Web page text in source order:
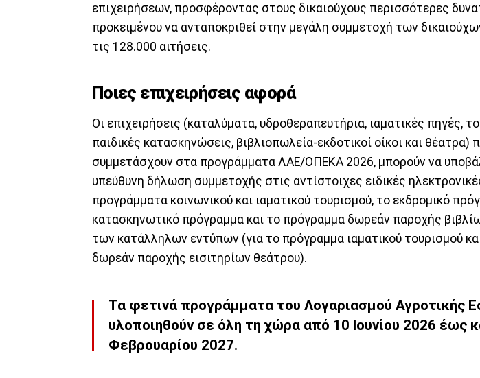
επιχειρήσεων, προσφέροντας στους δικαιούχους περισσότερες
προκειμένου να ανταποκριθεί στην μεγάλη συμμετοχή των
τις 128.000 αιτήσεις.
Ποιες επιχειρήσεις αφορά
Οι επιχειρήσεις (καταλύματα, υδροθεραπευτήρια, ιαματικές πηγές,
παιδικές κατασκηνώσεις, βιβλιοπωλεία-εκδοτικοί οίκοι και θέατρα)
συμμετάσχουν στα προγράμματα ΛΑΕ/ΟΠΕΚΑ 2026, μπορούν να
υπεύθυνη δήλωση συμμετοχής στις αντίστοιχες ειδικές
προγράμματα κοινωνικού και ιαματικού τουρισμού, το εκδρομικό
κατασκηνωτικό πρόγραμμα και το πρόγραμμα δωρεάν παροχής
των κατάλληλων εντύπων (για το πρόγραμμα ιαματικού τουρισμού
δωρεάν παροχής εισιτηρίων θεάτρου).
Τα φετινά προγράμματα του Λογαριασμού Αγροτικής
υλοποιηθούν σε όλη τη χώρα από 10 Ιουνίου 2026 έως
Φεβρουαρίου 2027.